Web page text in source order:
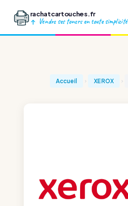
rachatcartouches.fr
Vendre ses toners en toute simplicité
Accueil XEROX